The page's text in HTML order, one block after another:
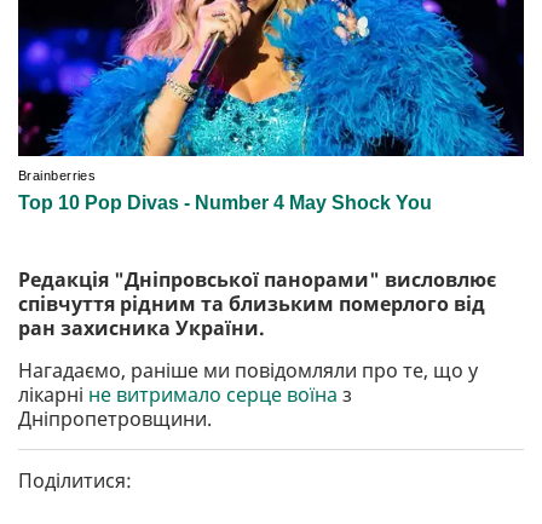
Редакція "Дніпровської панорами" висловлює
співчуття рідним та близьким померлого від
ран захисника України.
Нагадаємо, раніше ми повідомляли про те, що у
лікарні не витримало серце воїна з
Дніпропетровщини.
Поділитися: